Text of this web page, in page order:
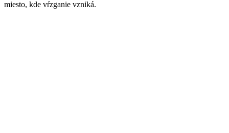
miesto, kde vŕzganie vzniká.